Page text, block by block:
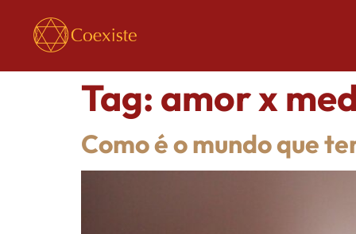
Tag: amor x
Como é o mundo que